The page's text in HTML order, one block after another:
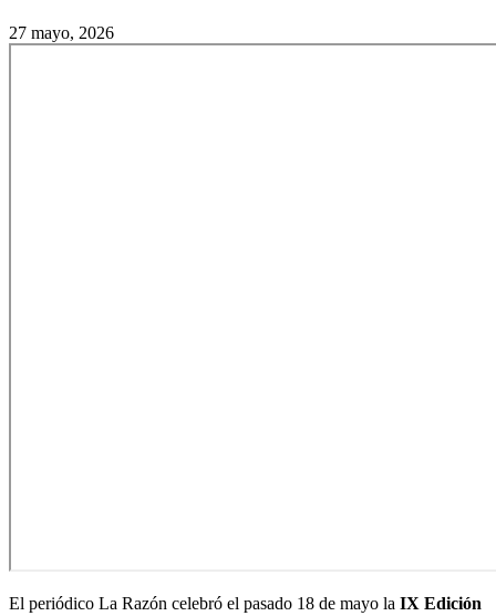
27 mayo, 2026
El periódico La Razón celebró el pasado 18 de mayo la IX Edición